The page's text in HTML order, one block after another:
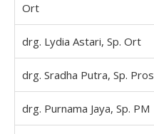
Ort
drg. Lydia Astari, Sp. Ort
drg. Sradha Putra, Sp. Pros
drg. Purnama Jaya, Sp. PM